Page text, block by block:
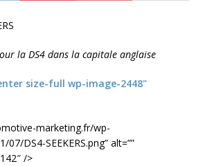
la DS4 dans la capitale anglaise
size-full wp-image-2448"
marketing.fr/wp-
DS4-SEEKERS.png” alt=””
/>